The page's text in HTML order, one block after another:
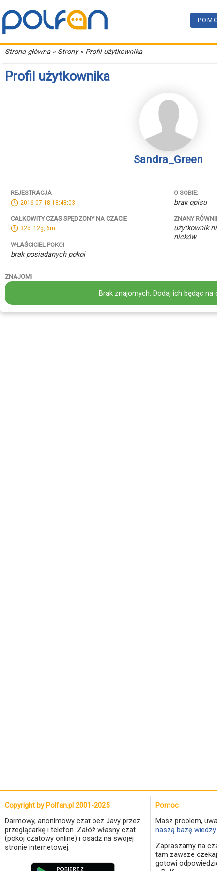
Strona główna» Strony » Profil użytkownika
Profil użytkownika
Sandra_Green
REJESTRACJA
2016-07-18 18:48:03
CAŁKOWITY CZAS SPĘDZONY NA CZACIE
32d, 12g, 6m
WŁAŚCICIEL POKOI
brak posiadanych pokoi
O SOBIE:
brak opisu
ZNANY
użytkownik
nicków
ZNAJOMI
Brak znajomych. Dodaj ich będąc na
Copyright by Polfan.pl 2001-2025
Darmowy, anonimowy czat bez Javy przez
przeglądarkę i telefon. Załóż własny czat
(pokój czatowy online) i osadź na swojej
stronie internetowej.
Pomoc
Masz problem,
naszą bazę
Zapraszamy na
tam zawsze
gotowi